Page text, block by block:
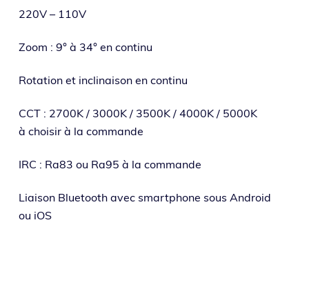
220V – 110V
Zoom : 9° à 34° en continu
Rotation et incli­nai­son en continu
CCT : 2700K / 3000K / 3500K / 4000K / 5000K
à choi­sir à la commande
IRC : Ra83 ou Ra95 à la commande
Liaison Bluetooth avec smart­phone sous Android
ou iOS